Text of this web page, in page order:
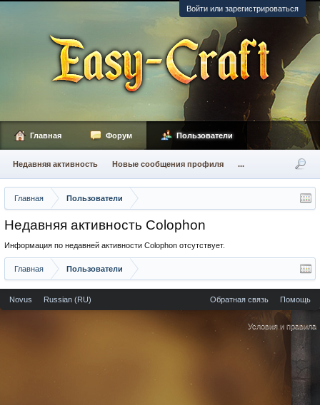
Войти или зарегистрироваться
Главная Пользователи
Недавняя активность Colophon
Информация по недавней активности Colophon отсутствует.
Главная Пользователи
Главная Форум Пользователи
Недавняя активность Новые сообщения профиля ...
Novus Russian (RU) Обратная связь Помощь
Условия и правила